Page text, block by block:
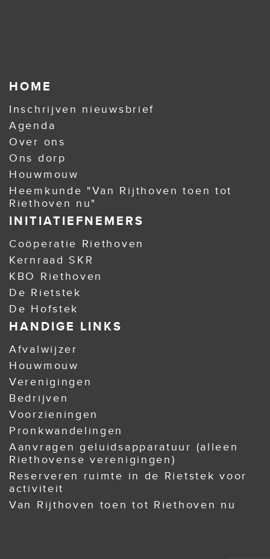
HOME
Inschrijven nieuwsbrief
Agenda
Over ons
Ons dorp
Houwmouw
Heemkunde "Van Rijthoven toen tot
Riethoven nu"
INITIATIEFNEMERS
Coöperatie Riethoven
Kernraad SKR
KBO Riethoven
De Rietstek
De Hofstek
HANDIGE LINKS
Afvalwijzer
Houwmouw
Verenigingen
Bedrijven
Voorzieningen
Pronkwandelingen
Aanvragen geluidsapparatuur (alleen
Riethovense verenigingen)
Reserveren ruimte in de Rietstek voor
activiteit
Van Rijthoven toen tot Riethoven nu